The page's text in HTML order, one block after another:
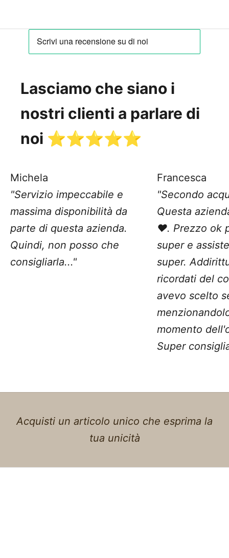
Lasciamo che siano i
nostri clienti a parlare di
noi ⭐️⭐️⭐️⭐️⭐️
Michela
"Servizio impeccabile e
massima disponibilità da
parte di questa azienda.
Quindi, non posso che
consigliarla..."
Francesca
"Secondo
Questa
❤️. Prezzo ok
super e
super.
ricordati del
avevo scelto
momento
Super
Acquisti un articolo unico che esprima la
tua unicità